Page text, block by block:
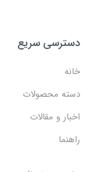
دسترسی سریع
خانه
دسته محصولات
اخبار و مقالات
راهنما